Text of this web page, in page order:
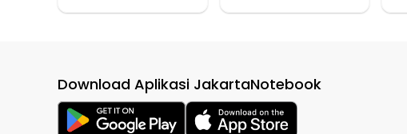
Download Aplikasi JakartaNotebook